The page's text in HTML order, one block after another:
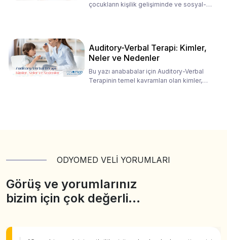
çocukların kişilik gelişiminde ve sosyal-
Auditory-Verbal Terapi: Kimler,
Neler ve Nedenler
Bu yazı anababalar için Auditory-Verbal
Terapinin temel kavramları olan kimler,
ODYOMED VELİ YORUMLARI
Görüş ve yorumlarınız
bizim için çok değerli…